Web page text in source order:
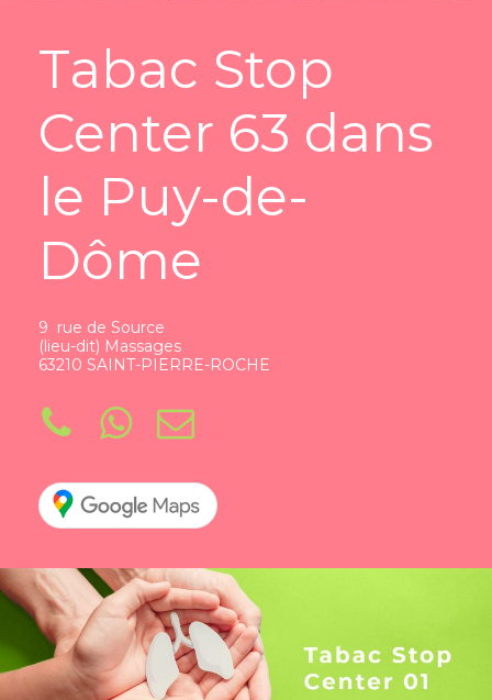
Tabac Stop
Center 63 dans
le Puy-de-
Dôme
9 rue de Source
(lieu-dit) Massages
63210 SAINT-PIERRE-ROCHE